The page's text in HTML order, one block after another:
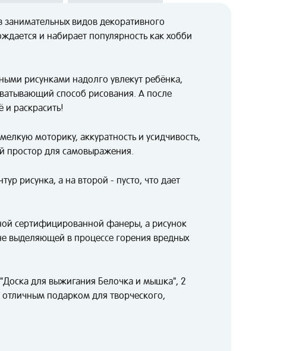
видов декоративного
и набирает популярность как хобби
рисунками надолго увлекут ребёнка,
способ рисования. А после
раскрасить!
моторику, аккуратность и усидчивость,
простор для самовыражения.
рисунка, а на второй - пусто, что дает
сертифицированной фанеры, а рисунок
выделяющей в процессе горения вредных
для выжигания Белочка и мышка", 2
отличным подарком для творческого,